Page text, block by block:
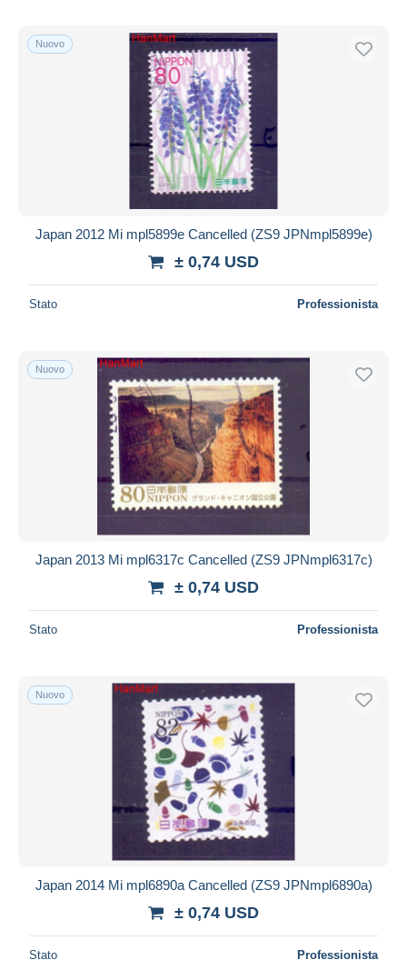
Solo sconto
Spedizione gratuita
Metodi di pagamento
Bonifico bancario
Mastercard
iDeal
Tutto il mondo
Aggiorna
Nuovo
Japan 2012 Mi mpl5899e Cancelled (ZS9 JPNmpl5899e)
± 0,74 USD
Stato Professionista
Nuovo
Japan 2013 Mi mpl6317c Cancelled (ZS9 JPNmpl6317c)
± 0,74 USD
Stato Professionista
Nuovo
Japan 2014 Mi mpl6890a Cancelled (ZS9 JPNmpl6890a)
± 0,74 USD
Stato Professionista